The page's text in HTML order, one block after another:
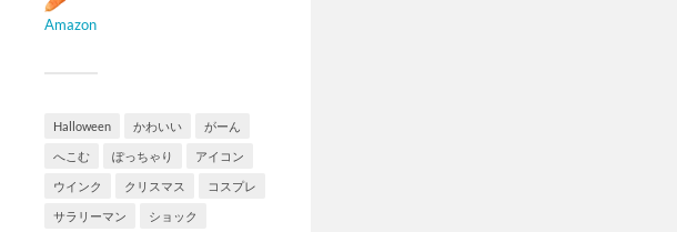
Amazon
Halloween かわいい がーん
へこむ ぽっちゃり アイコン
ウインク クリスマス コスプレ
サラリーマン ショック